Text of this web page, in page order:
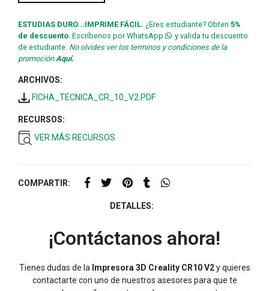
ESTUDIAS DURO...IMPRIME FÁCIL. ¿Eres estudiante? Obten 5%
de descuento. Escríbenos por WhatsApp
y valida tu descuento
de estudiante. No olvides ver los terminos y condiciones de la
promociónAquí.
ARCHIVOS:
FICHA_TECNICA_CR_10_V2.PDF
RECURSOS:
VER MÁS RECURSOS
COMPARTIR:
DETALLES:
¡Contáctanos ahora!
Tienes dudas de la Impresora 3D Creality CR10 V2y quieres
contactarte con uno de nuestros asesores para que te